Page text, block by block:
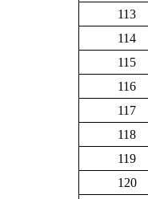
113
114
115
116
117
118
119
120